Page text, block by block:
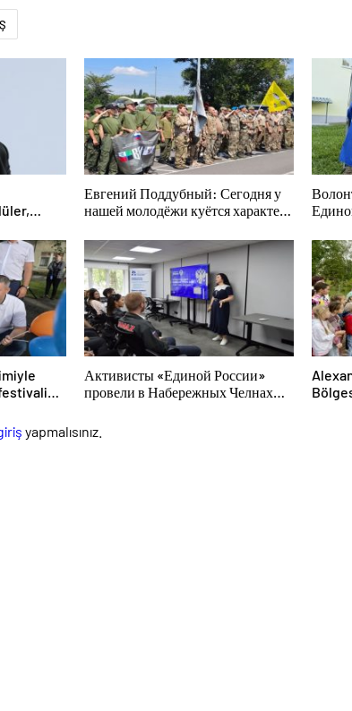
Евгений Поддубный: Сегодня у
нашей молодёжи куётся характер
Активисты «Единой России»
провели в Набережных Челнах
для молодых специалистов
КАМАЗа
yapmalısınız.